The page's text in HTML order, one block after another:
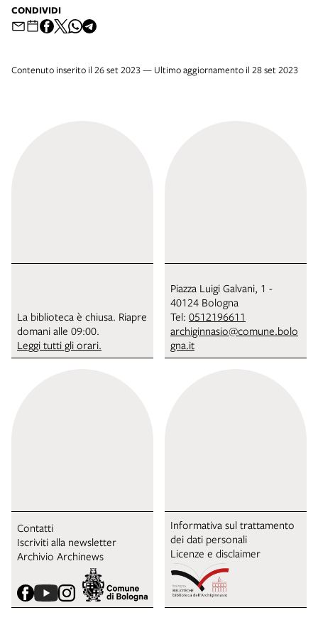
CONDIVIDI
Contenuto inserito il 26 set 2023 — Ultimo aggiornamento il 28 set 2023
La biblioteca è chiusa. Riapre
domani alle 09:00.
Leggi tutti gli orari.
Piazza Luigi Galvani, 1 -
40124 Bologna
Tel: 0512196611
archiginnasio@comune.bolo
gna.it
Contatti
Iscriviti alla newsletter
Archivio Archinews
Informativa sul trattamento
dei dati personali
Licenze e disclaimer